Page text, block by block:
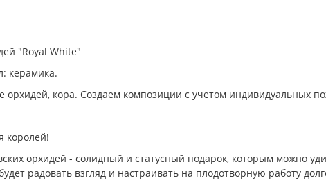
"Royal White"
керамика.
орхидей, кора. Создаем композиции с учетом индивидуальных
королей!
орхидей - солидный и статусный подарок, которым можно
радовать взгляд и настраивать на плодотворную работу